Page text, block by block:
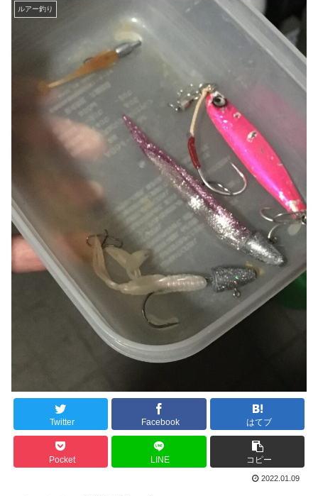
ルアー釣り
Twitter Facebook はてブ
Pocket LINE コピー
2022.01.09